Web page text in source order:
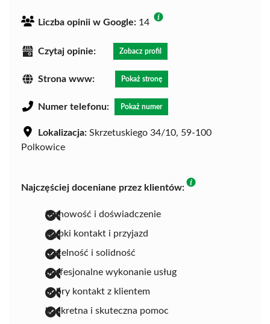
Liczba opinii w Google: 14
Czytaj opinie: Zobacz profil
Strona www: Pokaż stronę
Numer telefonu: Pokaż numer
Lokalizacja: Skrzetuskiego 34/10, 59-100
Polkowice
Najczęściej doceniane przez klientów:
fachowość i doświadczenie
szybki kontakt i przyjazd
rzetelność i solidność
profesjonalne wykonanie usług
dobry kontakt z klientem
konkretna i skuteczna pomoc